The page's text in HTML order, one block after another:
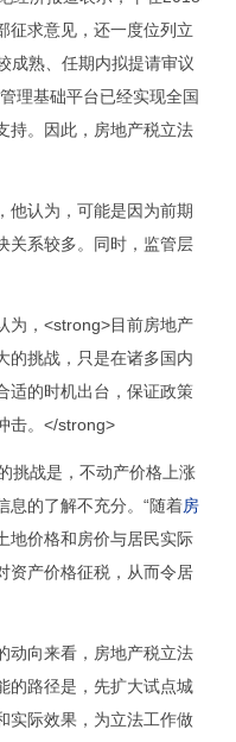
征求意见，还一度位列立
成熟、任期内拟提请审议
理基础平台已经实现全国
持。因此，房地产税立法
他认为，可能是因为前期
关系较多。同时，监管层
为，<strong>目前房地产
的挑战，只是在诸多国内
适的时机出台，保证政策
击。</strong>
挑战是，不动产价格上涨
息的了解不充分。“随着房
地价格和房价与居民实际
资产价格征税，从而令居
动向来看，房地产税立法
的路径是，先扩大试点城
实际效果，为立法工作做